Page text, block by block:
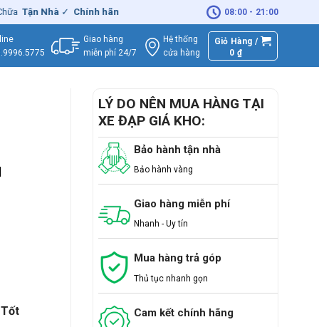
Nhà ✓ Chính hãng – Xuất 🚚 Miễn phí giao hàng -
08:00 - 21:00
Giao hàng
miễn phí 24/7
Hệ thống
cửa hàng
Giỏ Hàng /
0₫
LÝ DO NÊN MUA HÀNG TẠI
XE ĐẠP GIÁ KHO:
Bảo hành tận nhà
Bảo hành vàng
Giao hàng miễn phí
Nhanh - Uy tín
Mua hàng trả góp
Thủ tục nhanh gọn
Cam kết chính hãng